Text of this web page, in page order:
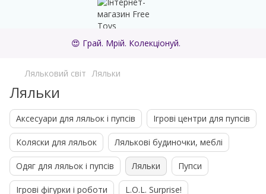
😍 Грай. Мрій. Колекціонуй.
Ляльковий світ Ляльки
Ляльки
Аксесуари для ляльок і пупсів Ігрові центри для пупсів
Коляски для ляльок Лялькові будиночки, меблі
Одяг для ляльок і пупсів Ляльки Пупси
Ігрові фігурки і роботи L.O.L. Surprise!